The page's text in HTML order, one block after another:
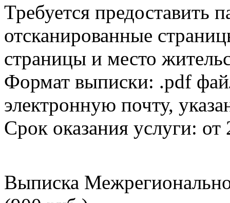
Требуется предоставить
отсканированные
страницы и место
Формат выписки: .pdf
электронную почту,
Срок оказания услуги: от
Выписка